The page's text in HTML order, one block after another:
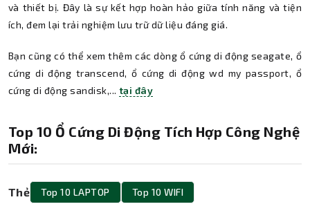
và thiết bị. Đây là sự kết hợp hoàn hảo giữa tính năng và tiện
ích, đem lại trải nghiệm lưu trữ dữ liệu đáng giá.
Bạn cũng có thể xem thêm các dòng ổ cứng di động seagate, ổ
cứng di động transcend, ổ cứng di động wd my passport, ổ
cứng di động sandisk,... tại đây
Top 10 Ổ Cứng Di Động Tích Hợp Công Nghệ
Mới:
Thẻ Top 10 LAPTOP Top 10 WIFI